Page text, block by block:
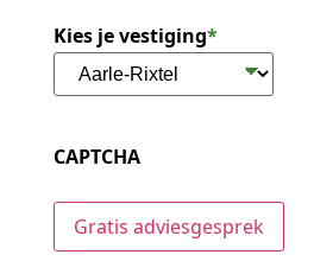
Kies je vestiging*
CAPTCHA